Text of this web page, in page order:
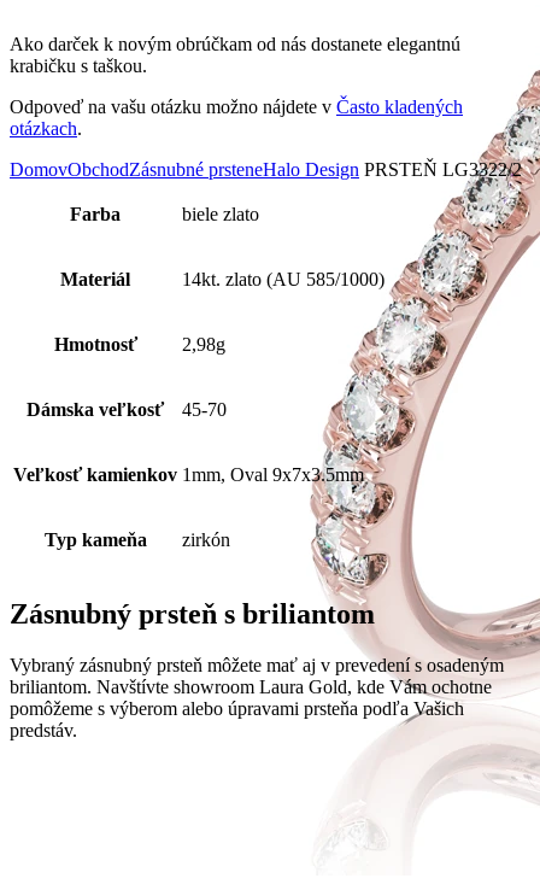
Ako darček k novým obrúčkam od nás dostanete elegantnú
krabičku s taškou.
Odpoveď na vašu otázku možno nájdete v Často kladených
otázkach.
DomovObchodZásnubné prsteneHalo Design PRSTEŇ LG3322/2
Farba biele zlato
Materiál 14kt. zlato (AU 585/1000)
Hmotnosť 2,98g
Dámska veľkosť 45-70
Veľkosť kamienkov 1mm, Oval 9x7x3.5mm
Typ kameňa zirkón
Zásnubný prsteň s briliantom
Vybraný zásnubný prsteň môžete mať aj v prevedení s osadeným
briliantom. Navštívte showroom Laura Gold, kde Vám ochotne
pomôžeme s výberom alebo úpravami prsteňa podľa Vašich
predstáv.